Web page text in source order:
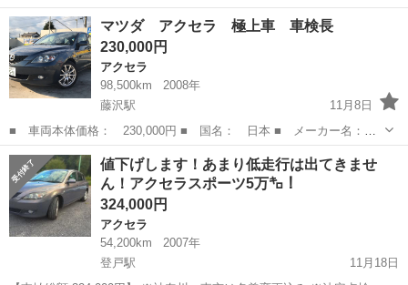
☆ １、勤続年数の短い方や自営業の方 ２、パートを
される主婦の方や派遣社員の方 ３、自己破産等をされた方やローンが
組めない方 ４、他社様で...
神奈川 横浜市 アクセラ
マツダ アクセラ 極上車 車検長
230,000円
アクセラ
98,500km
2008年
藤沢駅
11月8日
■ 車両本体価格： 230,000円 ■ 国名： 日本 ■ メーカー名：
マツダ ■ 車種名： アクセラ ■ ボディタイプ名： ステーション
ワゴン ■ 排気量： 1,500 ■ ドア枚数： 5 ■ PR文： 希少のマ
ニュアル...
神奈川 藤沢市 藤沢駅 アクセラ 車両
値下げします！あまり低走行は出てきませ
ん！アクセラスポーツ5万㌔！
324,000円
アクセラ
54,200km
2007年
登戸駅
11月18日